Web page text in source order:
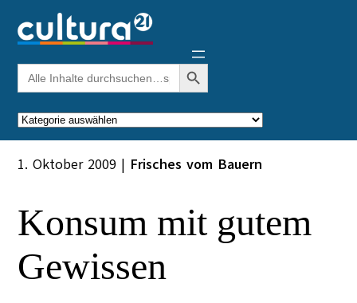
Inhalt
springen
Search
for:
Search Button
Kategorien
1. Oktober 2009 | Frisches vom Bauern
Konsum mit gutem
Gewissen